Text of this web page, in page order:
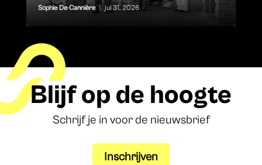
Sophie De Cannière | jul 31, 2026
Blijf op de hoogte
Schrijf je in voor de nieuwsbrief
Inschrijven